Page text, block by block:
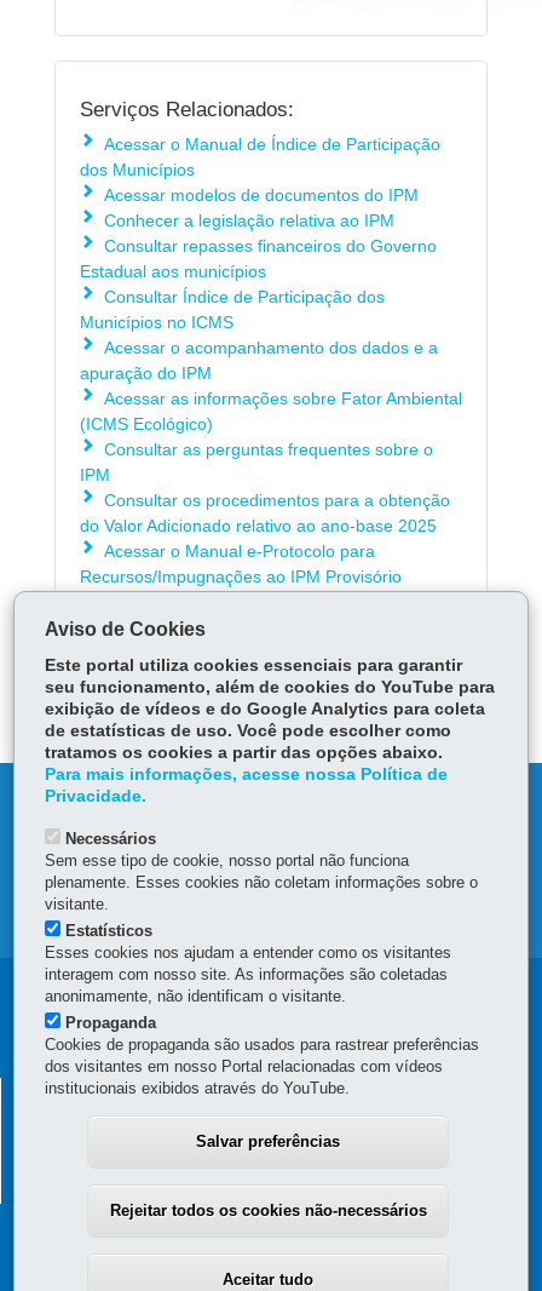
Serviços Relacionados:
Acessar o Manual de Índice de Participação
dos Municípios
Acessar modelos de documentos do IPM
Conhecer a legislação relativa ao IPM
Consultar repasses financeiros do Governo
Estadual aos municípios
Consultar Índice de Participação dos
Municípios no ICMS
Acessar o acompanhamento dos dados e a
apuração do IPM
Acessar as informações sobre Fator Ambiental
(ICMS Ecológico)
Consultar as perguntas frequentes sobre o
IPM
Consultar os procedimentos para a obtenção
do Valor Adicionado relativo ao ano-base 2025
Acessar o Manual e-Protocolo para
Recursos/Impugnações ao IPM Provisório
ÓRGÃO RESPONSÁVEL
DEIXE SUA OPINIÃO
MAPA DO SITE
DENUNCIE CORRUPÇÃO
OUVIDORIA
Navegação
principal
SECRETARIA DA FAZENDA
MAPA
Aviso de Cookies
Este portal utiliza cookies essenciais para garantir
seu funcionamento, além de cookies do YouTube para
exibição de vídeos e do Google Analytics para coleta
de estatísticas de uso. Você pode escolher como
tratamos os cookies a partir das opções abaixo.
Para mais informações, acesse nossa Política de
Privacidade.
Necessários
Sem esse tipo de cookie, nosso portal não funciona
plenamente. Esses cookies não coletam informações sobre o
visitante.
Estatísticos
Esses cookies nos ajudam a entender como os visitantes
interagem com nosso site. As informações são coletadas
anonimamente, não identificam o visitante.
Propaganda
Cookies de propaganda são usados para rastrear preferências
dos visitantes em nosso Portal relacionadas com vídeos
institucionais exibidos através do YouTube.
Salvar preferências
Rejeitar todos os cookies não-necessários
Aceitar tudo